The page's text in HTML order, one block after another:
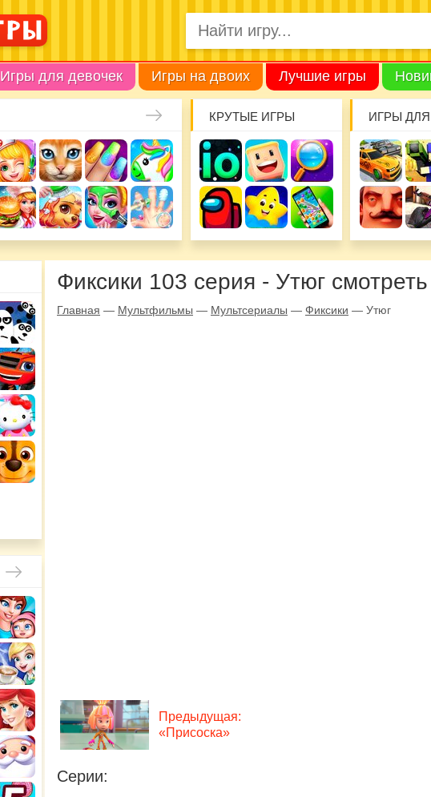
Игры для девочек Игры на двоих Лучшие игры
КРУТЫЕ ИГРЫ ИГРЫ
Фиксики 103 серия - Утюг
Главная — Мультфильмы — Мультсериалы — Фиксики — Утюг
Предыдущая:
«Присоска»
Серии: